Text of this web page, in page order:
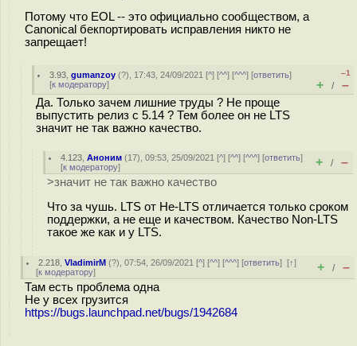
Потому что EOL -- это официально сообществом, а
Canonical бекпортировать исправления никто не
запрещает!
3.93 ,gumanzoy (?), 17:43, 24/09/2021 [^] [^^] [^^^] [ответить]
[к модератору]
–1
+ / –
Да. Только зачем лишние труды ? Не проще
выпустить релиз с 5.14 ? Тем более он не LTS
значит не так важно качество.
4.123 ,Аноним (17), 09:53, 25/09/2021 [^] [^^] [^^^] [ответить]
[к модератору] + / –
>значит не так важно качество
Что за чушь. LTS от Не-LTS отличается только сроком
поддержки, а не еще и качеством. Качество Non-LTS
такое же как и у LTS.
2.218 ,VladimirM (?), 07:54, 26/09/2021 [^] [^^] [^^^] [ответить][↑]
[к модератору] + / –
Там есть проблема одна
Не у всех грузится
https://bugs.launchpad.net/bugs/1942684